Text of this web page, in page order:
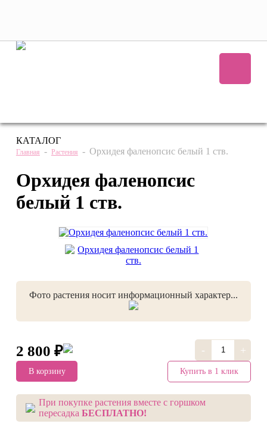
КАТАЛОГ
Главная - Растения - Орхидея фаленопсис белый 1 ств.
Орхидея фаленопсис
белый 1 ств.
Фото растения носит информационный характер...
2 800 ₽ - +
В корзину Купить в 1 клик
При покупке растения вместе с горшком
пересадка БЕСПЛАТНО!